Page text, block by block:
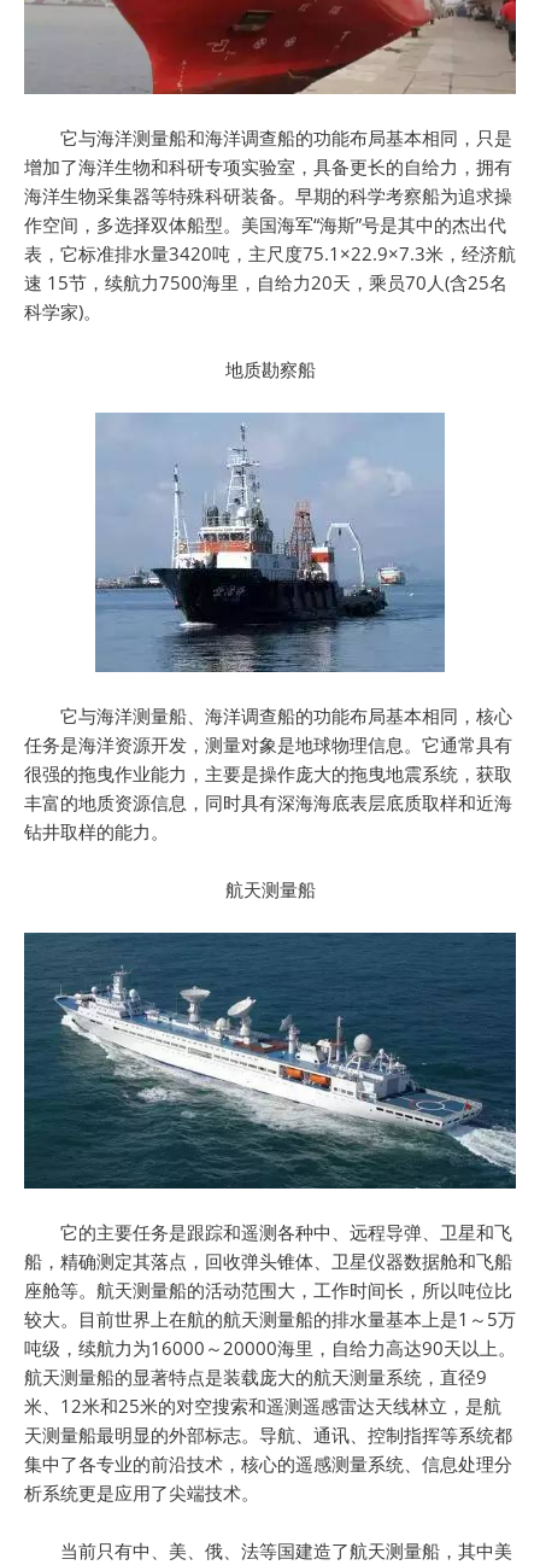
它与海洋测量船和海洋调查船的功能布局基本相同，只是
增加了海洋生物和科研专项实验室，具备更长的自给力，拥有
海洋生物采集器等特殊科研装备。早期的科学考察船为追求操
作空间，多选择双体船型。美国海军“海斯”号是其中的杰出代
表，它标准排水量3420吨，主尺度75.1×22.9×7.3米，经济航
速 15节，续航力7500海里，自给力20天，乘员70人(含25名
科学家)。
地质勘察船
它与海洋测量船、海洋调查船的功能布局基本相同，核心
任务是海洋资源开发，测量对象是地球物理信息。它通常具有
很强的拖曳作业能力，主要是操作庞大的拖曳地震系统，获取
丰富的地质资源信息，同时具有深海海底表层底质取样和近海
钻井取样的能力。
航天测量船
它的主要任务是跟踪和遥测各种中、远程导弹、卫星和飞
船，精确测定其落点，回收弹头锥体、卫星仪器数据舱和飞船
座舱等。航天测量船的活动范围大，工作时间长，所以吨位比
较大。目前世界上在航的航天测量船的排水量基本上是1～5万
吨级，续航力为16000～20000海里，自给力高达90天以上。
航天测量船的显著特点是装载庞大的航天测量系统，直径9
米、12米和25米的对空搜索和遥测遥感雷达天线林立，是航
天测量船最明显的外部标志。导航、通讯、控制指挥等系统都
集中了各专业的前沿技术，核心的遥感测量系统、信息处理分
析系统更是应用了尖端技术。
当前只有中、美、俄、法等国建造了航天测量船，其中美